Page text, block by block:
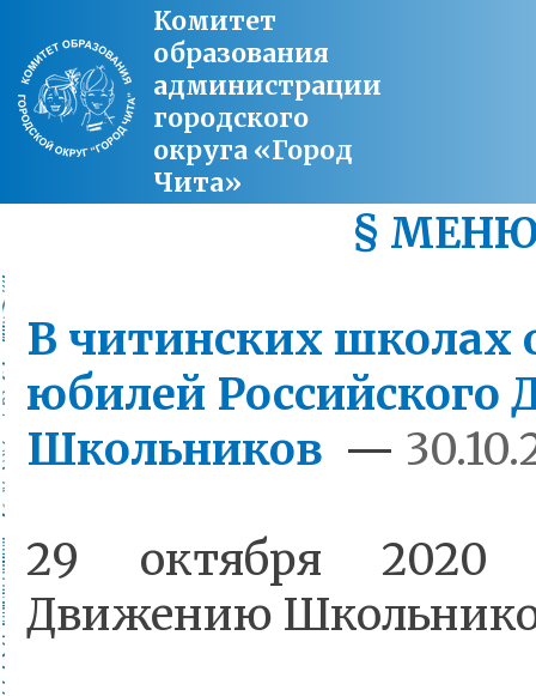
Комитет
образования
администрации
городского
округа «Город
Чита»
§
В читинских школах
юбилей Российского
Школьников —
29 октября 2020
Движению